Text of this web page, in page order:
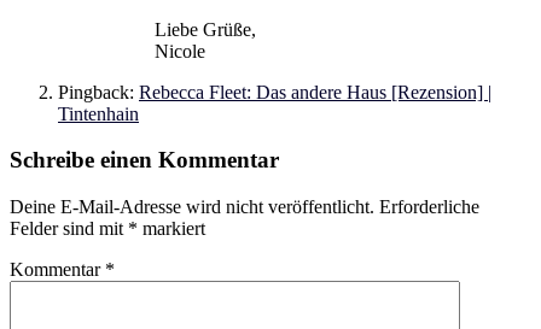
Liebe Grüße,
Nicole
Pingback: Rebecca Fleet: Das andere Haus [Rezension] |
Tintenhain
Schreibe einen Kommentar
Deine E-Mail-Adresse wird nicht veröffentlicht. Erforderliche
Felder sind mit * markiert
Kommentar *